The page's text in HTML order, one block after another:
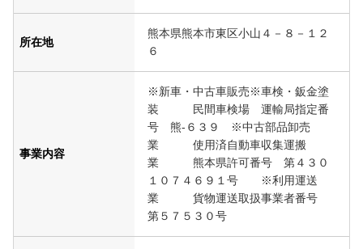
所在地
熊本県熊本市東区小山４－８－１２
６
事業内容
※新車・中古車販売※車検・鈑金塗
装 民間車検場 運輸局指定番
号 熊‐６３９ ※中古部品卸売
業 使用済自動車収集運搬
業 熊本県許可番号 第４３０
１０７４６９１号 ※利用運送
業 貨物運送取扱事業者番号
第５７５３０号